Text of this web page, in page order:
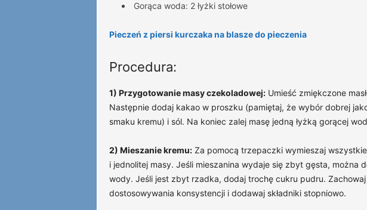
Gorąca woda: 2 łyżki stołowe
Pieczeń z piersi kurczaka na blasze do pieczenia
Procedura:
1) Przygotowanie masy czekoladowej:Umieść zmiękczone
Następnie dodaj kakao w proszku (pamiętaj, że wybór dobrej
smaku kremu) i sól. Na koniec zalej masę jedną łyżką gorącej
2) Mieszanie kremu:Za pomocą trzepaczki wymieszaj wszystkie
i jednolitej masy. Jeśli mieszanina wydaje się zbyt gęsta, można
wody. Jeśli jest zbyt rzadka, dodaj trochę cukru pudru.
dostosowywania konsystencji i dodawaj składniki stopniowo.